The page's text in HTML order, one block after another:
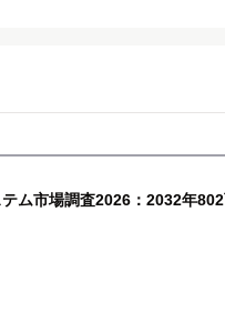
ム市場調査2026：2032年